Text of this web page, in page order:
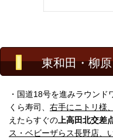
東和田・柳
・国道18号を進みラウンド
くら寿司、 右手にニトリ様
えたらすぐの 上高田北交差
ス ・ベビーザらス長野店、